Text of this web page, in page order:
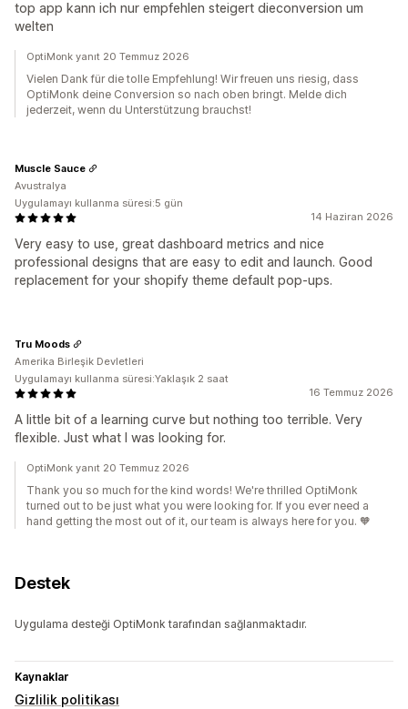
top app kann ich nur empfehlen steigert dieconversion um
welten
OptiMonk yanıt 20 Temmuz 2026
Vielen Dank für die tolle Empfehlung! Wir freuen uns riesig, dass
OptiMonk deine Conversion so nach oben bringt. Melde dich
jederzeit, wenn du Unterstützung brauchst!
14 Haziran 2026
Very easy to use, great dashboard metrics and nice
professional designs that are easy to edit and launch. Good
replacement for your shopify theme default pop-ups.
Muscle Sauce
Avustralya
Uygulamayı kullanma süresi:5 gün
16 Temmuz 2026
A little bit of a learning curve but nothing too terrible. Very
flexible. Just what I was looking for.
Tru Moods
Amerika Birleşik Devletleri
Uygulamayı kullanma süresi:Yaklaşık 2 saat
OptiMonk yanıt 20 Temmuz 2026
Thank you so much for the kind words! We're thrilled OptiMonk
turned out to be just what you were looking for. If you ever need a
hand getting the most out of it, our team is always here for you. 🧡
Destek
Uygulama desteği OptiMonk tarafından sağlanmaktadır.
Kaynaklar
Gizlilik politikası